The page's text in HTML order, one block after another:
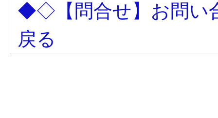
◆◇【問合せ】お問い
戻る